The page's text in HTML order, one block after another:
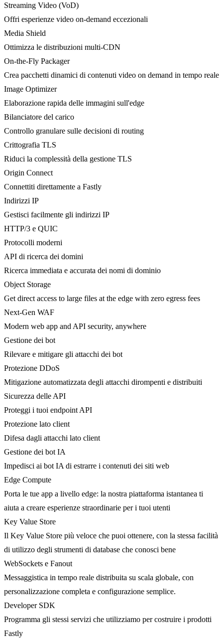
Streaming Video (VoD)
Offri esperienze video on-demand eccezionali
Media Shield
Ottimizza le distribuzioni multi-CDN
On-the-Fly Packager
Crea pacchetti dinamici di contenuti video on demand in tempo reale
Image Optimizer
Elaborazione rapida delle immagini sull'edge
Bilanciatore del carico
Controllo granulare sulle decisioni di routing
Crittografia TLS
Riduci la complessità della gestione TLS
Origin Connect
Connettiti direttamente a Fastly
Indirizzi IP
Gestisci facilmente gli indirizzi IP
HTTP/3 e QUIC
Protocolli moderni
API di ricerca dei domini
Ricerca immediata e accurata dei nomi di dominio
Object Storage
Get direct access to large files at the edge with zero egress fees
Next-Gen WAF
Modern web app and API security, anywhere
Gestione dei bot
Rilevare e mitigare gli attacchi dei bot
Protezione DDoS
Mitigazione automatizzata degli attacchi dirompenti e distribuiti
Sicurezza delle API
Proteggi i tuoi endpoint API
Protezione lato client
Difesa dagli attacchi lato client
Gestione dei bot IA
Impedisci ai bot IA di estrarre i contenuti dei siti web
Edge Compute
Porta le tue app a livello edge: la nostra piattaforma istantanea ti
aiuta a creare esperienze straordinarie per i tuoi utenti
Key Value Store
Il Key Value Store più veloce che puoi ottenere, con la stessa facilità
di utilizzo degli strumenti di database che conosci bene
WebSockets e Fanout
Messaggistica in tempo reale distribuita su scala globale, con
personalizzazione completa e configurazione semplice.
Developer SDK
Programma gli stessi servizi che utilizziamo per costruire i prodotti
Fastly